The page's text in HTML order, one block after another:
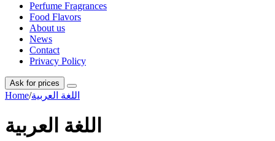
Perfume Fragrances
Food Flavors
About us
News
Contact
Privacy Policy
Ask for prices
Home/اللغة العربية
اللغة العربية